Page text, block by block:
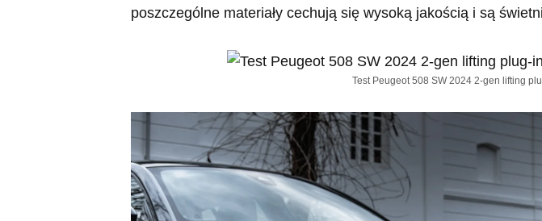
poszczególne materiały cechują się wysoką jakością i są
Test Peugeot 508 SW 2024 2-gen lifting